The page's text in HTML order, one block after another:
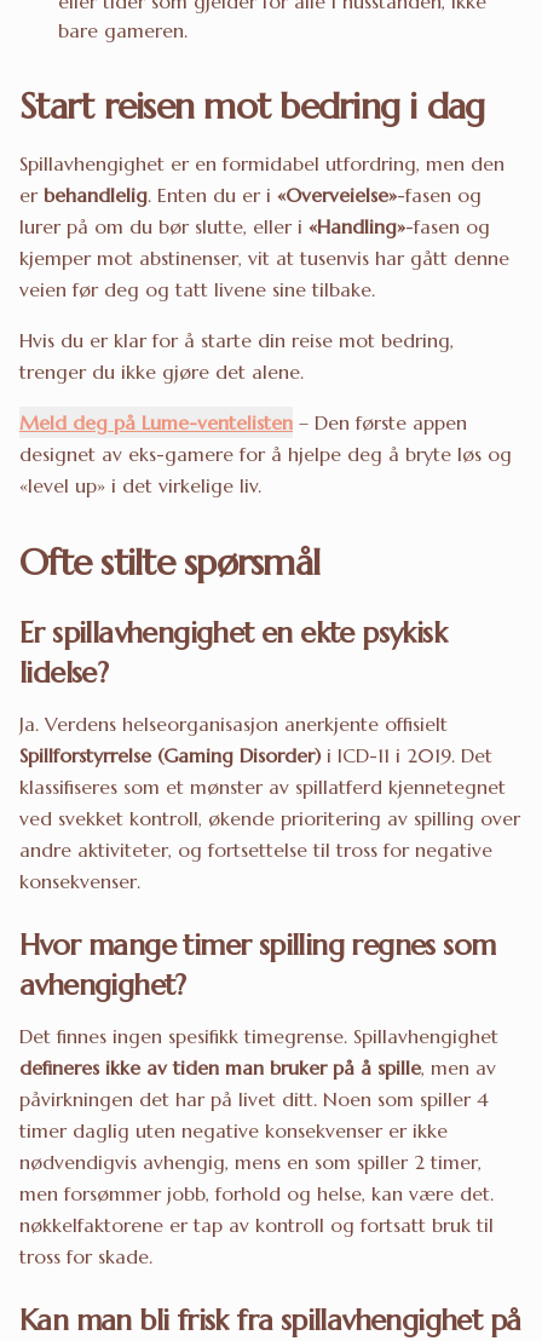
bare gameren.
Start reisen mot bedring i dag
Spillavhengighet er en formidabel utfordring, men den
er behandlelig. Enten du er i «Overveielse»-fasen og
lurer på om du bør slutte, eller i «Handling»-fasen og
kjemper mot abstinenser, vit at tusenvis har gått denne
veien før deg og tatt livene sine tilbake.
Hvis du er klar for å starte din reise mot bedring,
trenger du ikke gjøre det alene.
Meld deg på Lume-ventelisten – Den første appen
designet av eks-gamere for å hjelpe deg å bryte løs og
«level up» i det virkelige liv.
Ofte stilte spørsmål
Er spillavhengighet en ekte psykisk
lidelse?
Ja. Verdens helseorganisasjon anerkjente offisielt
Spillforstyrrelse (Gaming Disorder)i ICD-11 i 2019. Det
klassifiseres som et mønster av spillatferd kjennetegnet
ved svekket kontroll, økende prioritering av spilling over
andre aktiviteter, og fortsettelse til tross for negative
konsekvenser.
Hvor mange timer spilling regnes som
avhengighet?
Det finnes ingen spesifikk timegrense. Spillavhengighet
defineres ikke av tiden man bruker på å spille, men av
påvirkningen det har på livet ditt. Noen som spiller 4
timer daglig uten negative konsekvenser er ikke
nødvendigvis avhengig, mens en som spiller 2 timer,
men forsømmer jobb, forhold og helse, kan være det.
nøkkelfaktorene er tap av kontroll og fortsatt bruk til
tross for skade.
Kan man bli frisk fra spillavhengighet på